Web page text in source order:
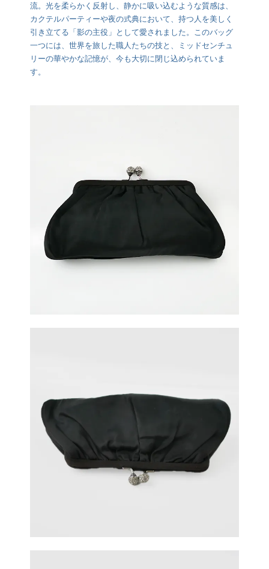
流。光を柔らかく反射し、静かに吸い込むような質感は、
カクテルパーティーや夜の式典において、持つ人を美しく
引き立てる「影の主役」として愛されました。このバッグ
一つには、世界を旅した職人たちの技と、ミッドセンチュ
リーの華やかな記憶が、今も大切に閉じ込められていま
す。